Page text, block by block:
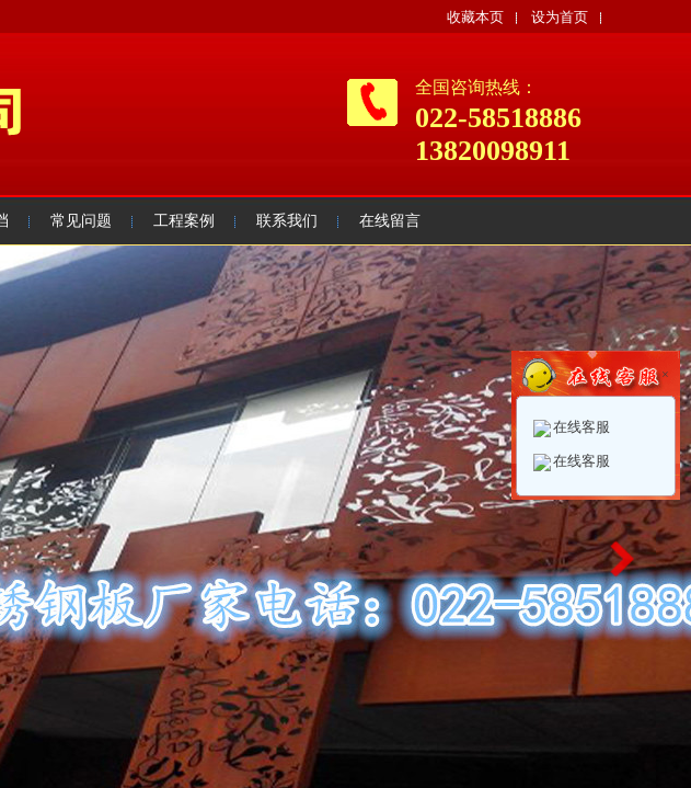
收藏本页 设为首页
全国咨询热线：
022-58518886
13820098911
常见问题 工程案例 联系我们 在线留言
×
在线客服
在线客服